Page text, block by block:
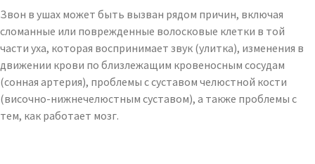
Звон в ушах может быть вызван рядом причин, включая
сломанные или поврежденные волосковые клетки в той
части уха, которая воспринимает звук (улитка), изменения в
движении крови по близлежащим кровеносным сосудам
(сонная артерия), проблемы с суставом челюстной кости
(височно-нижнечелюстным суставом), а также проблемы с
тем, как работает мозг.